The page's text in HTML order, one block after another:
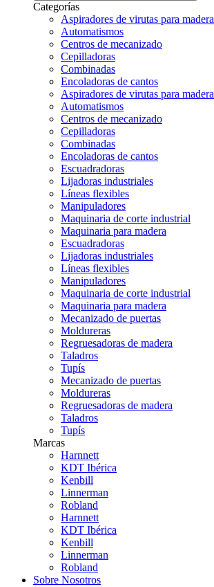
Categorías
Aspiradores de virutas para madera
Automatismos
Centros de mecanizado
Cepilladoras
Combinadas
Encoladoras de cantos
Aspiradores de virutas para madera
Automatismos
Centros de mecanizado
Cepilladoras
Combinadas
Encoladoras de cantos
Escuadradoras
Lijadoras industriales
Líneas flexibles
Manipuladores
Maquinaria de corte industrial
Maquinaria para madera
Escuadradoras
Lijadoras industriales
Líneas flexibles
Manipuladores
Maquinaria de corte industrial
Maquinaria para madera
Mecanizado de puertas
Moldureras
Regruesadoras de madera
Taladros
Tupís
Mecanizado de puertas
Moldureras
Regruesadoras de madera
Taladros
Tupís
Marcas
Harnnett
KDT Ibérica
Kenbill
Linnerman
Robland
Harnnett
KDT Ibérica
Kenbill
Linnerman
Robland
Sobre Nosotros